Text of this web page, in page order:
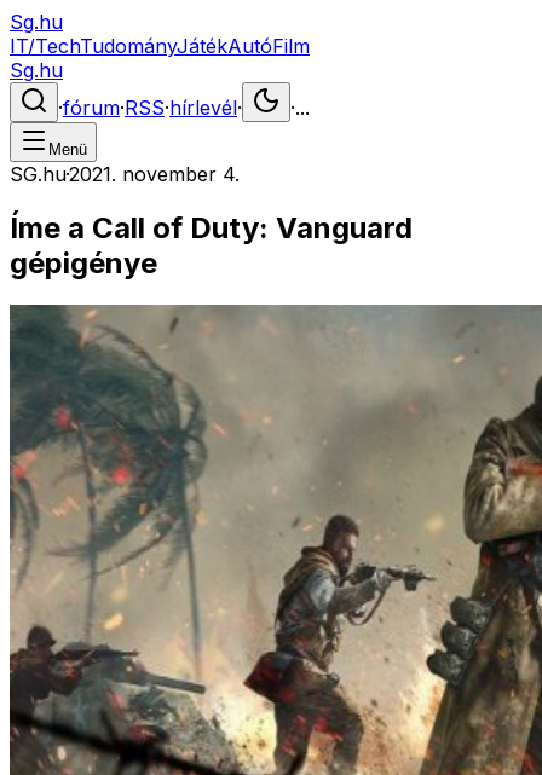
Sg.hu
IT/TechTudományJátékAutóFilm
Sg.hu
·fórum·RSS·hírlevél· ·...
Menü
SG.hu·2021. november 4.
Íme a Call of Duty: Vanguard
gépigénye